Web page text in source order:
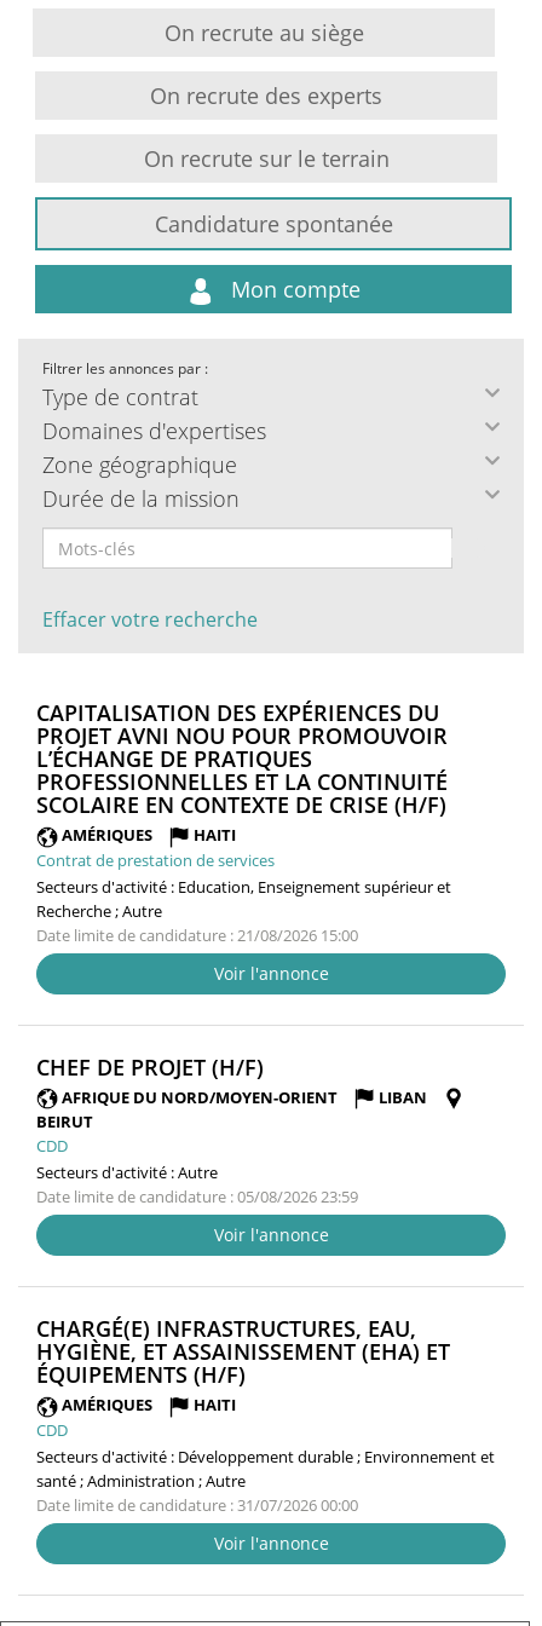
On recrute au siège
On recrute des experts
On recrute sur le terrain
Candidature spontanée
Mon compte
Filtrer les annonces par :
Type de contrat
Domaines d'expertises
Zone géographique
Durée de la mission
Effacer votre recherche
CAPITALISATION DES EXPÉRIENCES DU
PROJET AVNI NOU POUR PROMOUVOIR
L’ÉCHANGE DE PRATIQUES
PROFESSIONNELLES ET LA CONTINUITÉ
SCOLAIRE EN CONTEXTE DE CRISE (H/F)
AMÉRIQUES
HAITI
Contrat de prestation de services
Secteurs d'activité : Education, Enseignement supérieur et
Recherche ; Autre
Date limite de candidature : 21/08/2026 15:00
Voir l'annonce
CHEF DE PROJET (H/F)
FENÊTRE)
AFRIQUE DU NORD/MOYEN-ORIENT
LIBAN
BEIRUT
CDD
Secteurs d'activité :Autre
Date limite de candidature : 05/08/2026 23:59
Voir l'annonce
CHARGÉ(E) INFRASTRUCTURES, EAU,
HYGIÈNE, ET ASSAINISSEMENT (EHA) ET
ÉQUIPEMENTS (H/F)
AMÉRIQUES
HAITI
CDD
Secteurs d'activité : Développement durable ; Environnement et
santé ; Administration ; Autre
Date limite de candidature : 31/07/2026 00:00
Voir l'annonce